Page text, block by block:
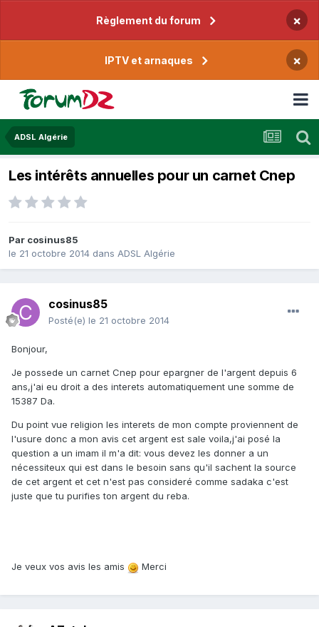
Règlement du forum ×
IPTV et arnaques ×
ADSL Algérie
Les intérêts annuelles pour un carnet Cnep
Par cosinus85
le 21 octobre 2014 dans ADSL Algérie
cosinus85
Posté(e) le 21 octobre 2014
Bonjour,
Je possede un carnet Cnep pour epargner de l'argent depuis 6
ans,j'ai eu droit a des interets automatiquement une somme de
15387 Da.
Du point vue religion les interets de mon compte proviennent de
l'usure donc a mon avis cet argent est sale voila,j'ai posé la
question a un imam il m'a dit: vous devez les donner a un
nécessiteux qui est dans le besoin sans qu'il sachent la source
de cet argent et cet n'est pas consideré comme sadaka c'est
juste que tu purifies ton argent du reba.
Je veux vos avis les amis Merci